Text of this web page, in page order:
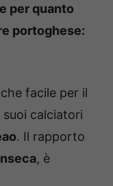
per quanto
portoghese:
facile per il
calciatori
. Il rapporto
, è